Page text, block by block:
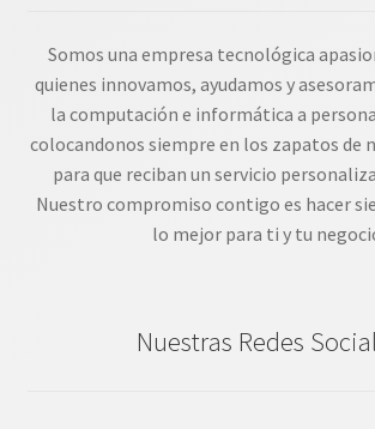
Somos una empresa tecnológica
quienes innovamos, ayudamos y
la computación e informática a
colocandonos siempre en los zapatos de
para que reciban un servicio
Nuestro compromiso contigo es hacer
lo mejor para ti y tu
Nuestras Redes